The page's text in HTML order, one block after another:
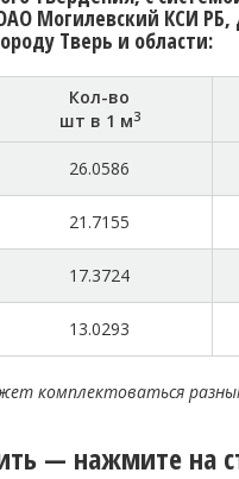
Могилевский КСИ РБ,
Тверь и области:
Кол-во
шт в 1 м3
26.0586
21.7155
17.3724
13.0293
комплектоваться
— нажмите на